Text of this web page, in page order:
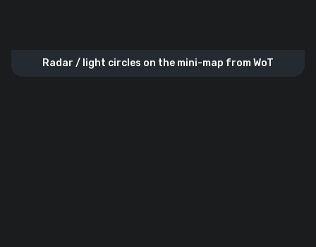
Radar / light circles on the mini-map from WoT